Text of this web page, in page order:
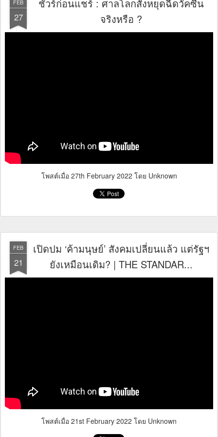
FEB
27
ชัวร์ก่อนแชร์ : ศาลโลกสั่งหยุดฉีดวัคซีน
จริงหรือ ?
โพสต์เมื่อ 27th February 2022 โดย Unknown
FEB
21
เปิดปม ‘ค้ามนุษย์’ สังคมเปลี่ยนแล้ว แต่รัฐฯ
ยังเหมือนเดิม? | THE STANDAR...
โพสต์เมื่อ 21st February 2022 โดย Unknown